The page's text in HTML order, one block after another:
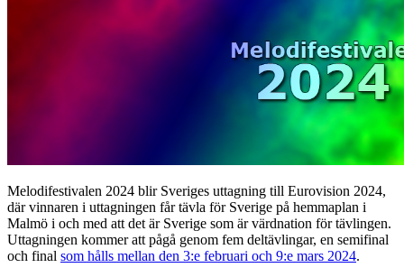
Melodifestivalen 2024 blir Sveriges uttagning till Eurovision 2024,
där vinnaren i uttagningen får tävla för Sverige på hemmaplan i
Malmö i och med att det är Sverige som är värdnation för tävlingen.
Uttagningen kommer att pågå genom fem deltävlingar, en semifinal
och final som hålls mellan den 3:e februari och 9:e mars 2024.